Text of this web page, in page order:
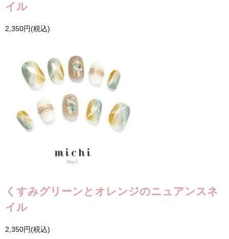
イル
2,350円(税込)
くすみグリーンとオレンジのニュアンスネ
イル
2,350円(税込)